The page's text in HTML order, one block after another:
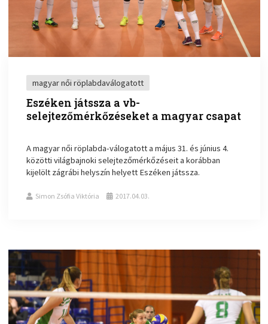
magyar női röplabdaválogatott
Eszéken játssza a vb-
selejtezőmérkőzéseket a magyar csapat
A magyar női röplabda-válogatott a május 31. és június 4.
közötti világbajnoki selejtezőmérkőzéseit a korábban
kijelölt zágrábi helyszín helyett Eszéken játssza.
Simon Zsófia Viktória 2017.04.03.